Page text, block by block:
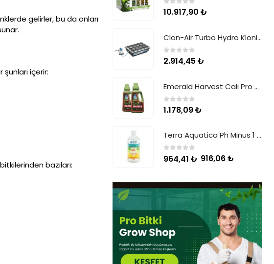
gelirler, bu da onları
içerir:
bazıları:
05 üzerinden
10.917,90 ₺
Clon-Air Turbo Hydro Klonlama Sistemi
0 5 üzerinden
2.914,45 ₺
Emerald Harvest Cali Pro Bloom A+B 0.95 Litre
0 5 üzerinden
1.178,09₺
Terra Aquatica Ph Minus 1 Litre
0 5 üzerinden
964,41₺ 916,06₺